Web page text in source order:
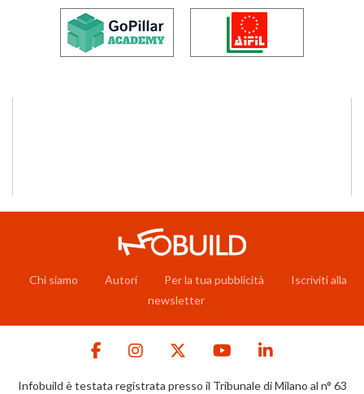
Chi siamo Autori Per la tua pubblicità
Iscriviti alla
newsletter
Infobuild è testata registrata presso il Tribunale di Milano al n° 63